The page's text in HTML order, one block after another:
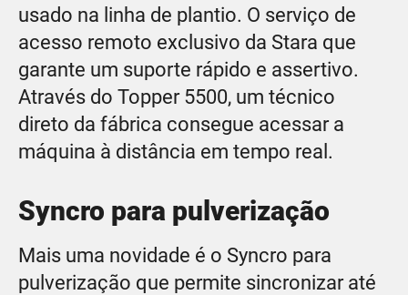
usado na linha de plantio. O serviço de
acesso remoto exclusivo da Stara que
garante um suporte rápido e assertivo.
Através do Topper 5500, um técnico
direto da fábrica consegue acessar a
máquina à distância em tempo real.
Syncro para pulverização
Mais uma novidade é o Syncro para
pulverização que permite sincronizar até